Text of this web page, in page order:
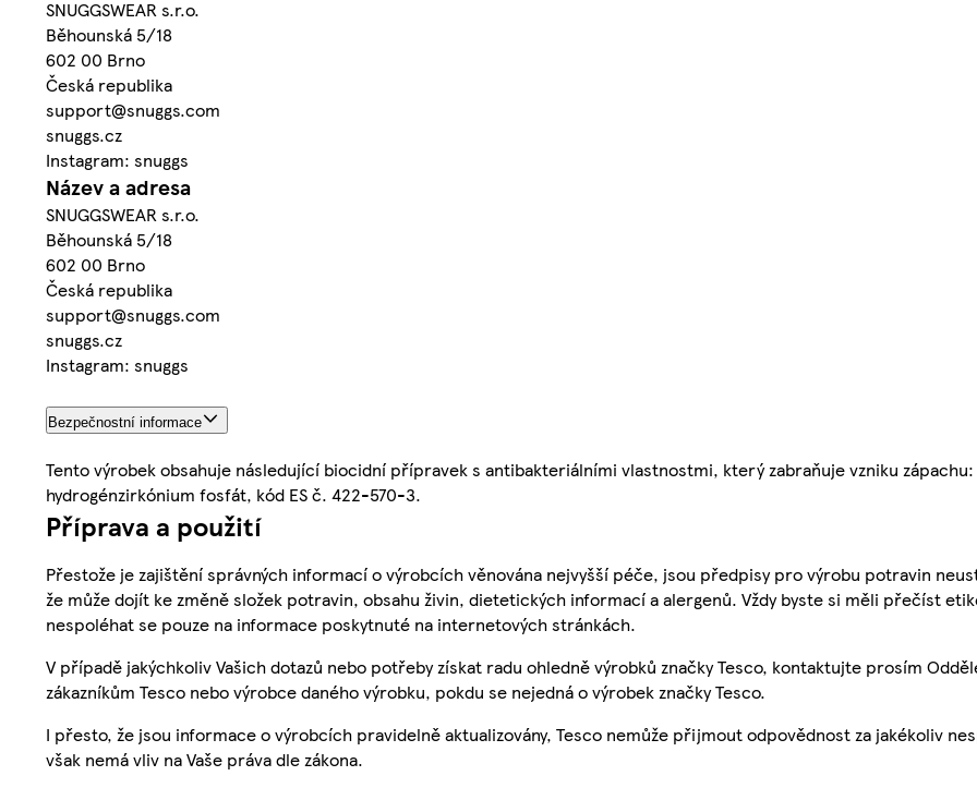
SNUGGSWEAR s.r.o.
Běhounská 5/18
602 00 Brno
Česká republika
support@snuggs.com
snuggs.cz
Instagram: snuggs
Název a adresa
SNUGGSWEAR s.r.o.
Běhounská 5/18
602 00 Brno
Česká republika
support@snuggs.com
snuggs.cz
Instagram: snuggs
Bezpečnostní informace
Tento výrobek obsahuje následující biocidní přípravek s antibakteriálními vlastnostmi, který zabraňuje vzniku
hydrogénzirkónium fosfát, kód ES č. 422-570-3.
Příprava a použití
Přestože je zajištění správných informací o výrobcích věnována nejvyšší péče, jsou předpisy pro výrobu potravin
že může dojít ke změně složek potravin, obsahu živin, dietetických informací a alergenů. Vždy byste si měli přečíst
nespoléhat se pouze na informace poskytnuté na internetových stránkách.
V případě jakýchkoliv Vašich dotazů nebo potřeby získat radu ohledně výrobků značky Tesco, kontaktujte prosím
zákazníkům Tesco nebo výrobce daného výrobku, pokdu se nejedná o výrobek značky Tesco.
I přesto, že jsou informace o výrobcích pravidelně aktualizovány, Tesco nemůže přijmout odpovědnost za jakékoliv
však nemá vliv na Vaše práva dle zákona.